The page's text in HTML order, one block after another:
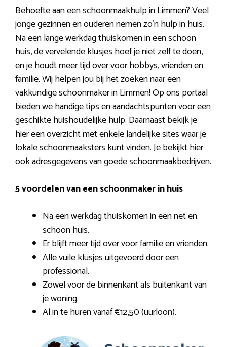
Behoefte aan een schoonmaakhulp in Limmen? Veel
jonge gezinnen en ouderen nemen zo’n hulp in huis.
Na een lange werkdag thuiskomen in een schoon
huis, de vervelende klusjes hoef je niet zelf te doen,
en je houdt meer tijd over voor hobbys, vrienden en
familie. Wij helpen jou bij het zoeken naar een
vakkundige schoonmaker in Limmen! Op ons portaal
bieden we handige tips en aandachtspunten voor een
geschikte huishoudelijke hulp. Daarnaast bekijk je
hier een overzicht met enkele landelijke sites waar je
lokale schoonmaaksters kunt vinden. Je bekijkt hier
ook adresgegevens van goede schoonmaakbedrijven.
5 voordelen van een schoonmaker in huis
Na een werkdag thuiskomen in een net en
schoon huis.
Er blijft meer tijd over voor familie en vrienden.
Alle vuile klusjes uitgevoerd door een
professional.
Zowel voor de binnenkant als buitenkant van
je woning.
Al in te huren vanaf €12,50 (uurloon).